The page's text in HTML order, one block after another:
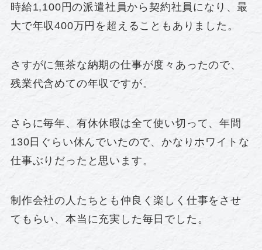
時給1,100円の派遣社員から契約社員になり、最
大で年収400万円を超えることもありました。
さすがに無茶な納期の仕事が度々あったので、
残業代含めての年収ですが。
さらに毎年、有休休暇は全て使い切って、年間
130日ぐらい休んでいたので、かなりホワイトな
仕事ぶりだったと思います。
制作会社の人たちとも仲良く楽しく仕事をさせ
てもらい、本当に充実した毎日でした。